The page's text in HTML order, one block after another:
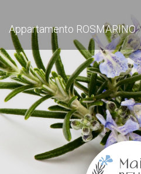
Appartamento ROSMARINO